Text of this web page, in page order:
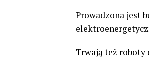
Prowadzona jest
Trwają też